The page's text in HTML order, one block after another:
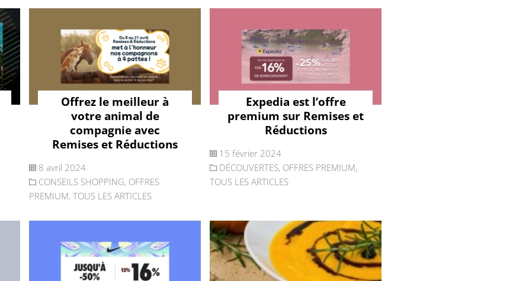
Offrez le meilleur à
votre animal de
compagnie avec
Remises et Réductions
8 avril 2024
CONSEILS SHOPPING, OFFRES
PREMIUM, TOUS LES ARTICLES
Expedia est l’offre
premium sur Remises et
Réductions
15 février 2024
DÉCOUVERTES, OFFRES PREMIUM,
TOUS LES ARTICLES